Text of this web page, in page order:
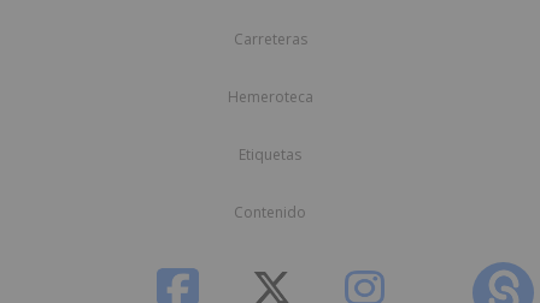
Carreteras
Hemeroteca
Etiquetas
Contenido